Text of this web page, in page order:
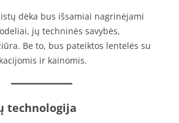
dėka bus išsamiai nagrinėjami
jų techninės savybės,
Be to, bus pateiktos lentelės su
ir kainomis.
technologija